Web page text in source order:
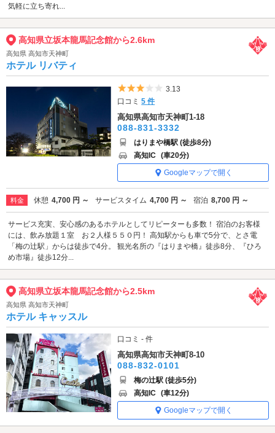
気軽に立ち寄れ...
高知県立坂本龍馬記念館から2.6km
高知県 高知市天神町
ホテル リバティ
5つ星のうち3
3.13
口コミ5 件
高知県高知市天神町1-18
088-831-3332
はりまや橋駅 (徒歩8分)
高知IC (車20分)
Googleマップで開く
料金 休憩 4,700 円 ～ サービスタイム 4,700 円 ～ 宿泊 8,700 円 ～
サービス充実、安心感のあるホテルとしてリピーターも多数！ 宿泊のお客様
には、飲み放題１室 お２人様５５０円！ 高知駅からも車で5分で、とさ電
「梅の辻駅」からは徒歩で4分。 観光名所の『はりまや橋』徒歩8分、『ひろ
め市場』徒歩12分...
高知県立坂本龍馬記念館から2.5km
高知県 高知市天神町
ホテル キャッスル
口コミ - 件
高知県高知市天神町8-10
088-832-0101
梅の辻駅 (徒歩5分)
高知IC (車12分)
Googleマップで開く